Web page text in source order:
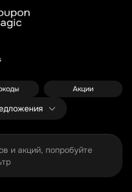
Акции
и акций, попробуйте